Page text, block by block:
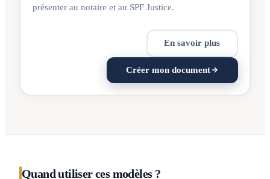
présenter au notaire et au SPF Justice.
En savoir plus
Créer mon document
Quand utiliser ces modèles ?